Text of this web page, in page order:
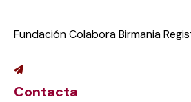
Fundación Colabora Birmania
Contacta